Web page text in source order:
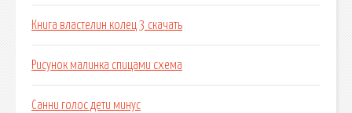
Книга властелин колец 3 скачать
Рисунок малинка спицами схема
Санни голос дети минус